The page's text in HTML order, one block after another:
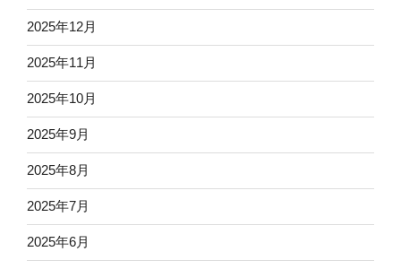
2025年12月
2025年11月
2025年10月
2025年9月
2025年8月
2025年7月
2025年6月